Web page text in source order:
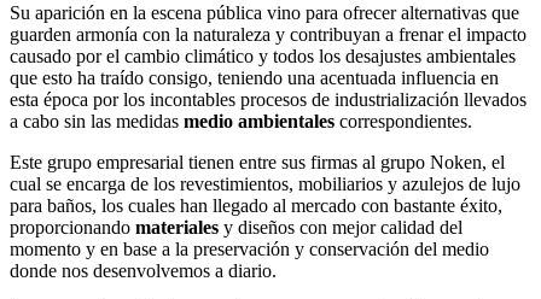
Su aparición en la escena pública vino para ofrecer alternativas que
guarden armonía con la naturaleza y contribuyan a frenar el impacto
causado por el cambio climático y todos los desajustes ambientales
que esto ha traído consigo, teniendo una acentuada influencia en
esta época por los incontables procesos de industrialización llevados
a cabo sin las medidas medio ambientales correspondientes.
Este grupo empresarial tienen entre sus firmas al grupo Noken, el
cual se encarga de los revestimientos, mobiliarios y azulejos de lujo
para baños, los cuales han llegado al mercado con bastante éxito,
proporcionando materiales y diseños con mejor calidad del
momento y en base a la preservación y conservación del medio
donde nos desenvolvemos a diario.